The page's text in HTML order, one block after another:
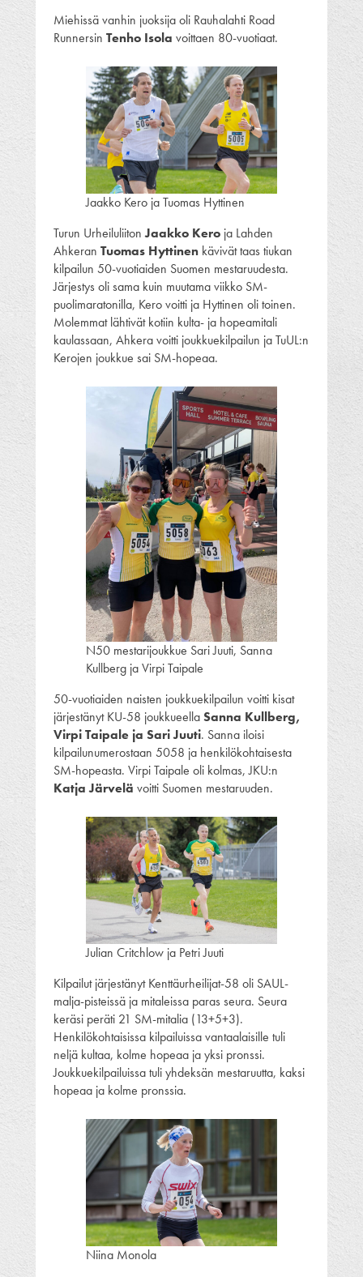
Miehissä vanhin juoksija oli Rauhalahti Road
Runnersin Tenho Isola voittaen 80-vuotiaat.
Jaakko Kero ja Tuomas Hyttinen
Turun UrheiluliitonJaakko Kero ja Lahden
Ahkeran Tuomas Hyttinen kävivät taas tiukan
kilpailun 50-vuotiaiden Suomen mestaruudesta.
Järjestys oli sama kuin muutama viikko SM-
puolimaratonilla, Kero voitti ja Hyttinen oli toinen.
Molemmat lähtivät kotiin kulta- ja hopeamitali
kaulassaan, Ahkera voitti joukkuekilpailun ja TuUL:n
Kerojen joukkue sai SM-hopeaa.
N50 mestarijoukkue Sari Juuti, Sanna
Kullberg ja Virpi Taipale
50-vuotiaiden naisten joukkuekilpailun voitti kisat
järjestänyt KU-58 joukkueellaSanna Kullberg,
Virpi Taipale ja Sari Juuti. Sanna iloisi
kilpailunumerostaan 5058 ja henkilökohtaisesta
SM-hopeasta. Virpi Taipale oli kolmas, JKU:n
Katja Järvelä voitti Suomen mestaruuden.
Julian Critchlow ja Petri Juuti
Kilpailut järjestänyt Kenttäurheilijat-58 oli SAUL-
malja-pisteissä ja mitaleissa paras seura. Seura
keräsi peräti 21 SM-mitalia (13+5+3).
Henkilökohtaisissa kilpailuissa vantaalaisille tuli
neljä kultaa, kolme hopeaa ja yksi pronssi.
Joukkuekilpailuissa tuli yhdeksän mestaruutta, kaksi
hopeaa ja kolme pronssia.
Niina Monola